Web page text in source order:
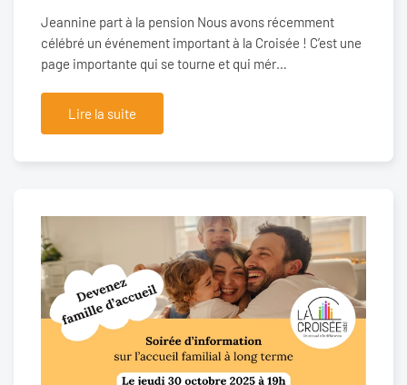
Jeannine part à la pension Nous avons récemment
célébré un événement important à la Croisée ! C’est une
page importante qui se tourne et qui mér…
Lire la suite